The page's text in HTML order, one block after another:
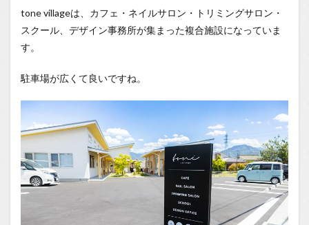
tone villageは、カフェ・ネイルサロン・トリミングサロン・
スクール、デザイン事務所が集まった複合施設になっていま
す。
駐車場が広くて良いですね。